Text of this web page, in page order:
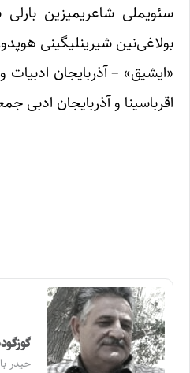
سئویملی شاعریمیزین بارلی
بولاغی‌نین شیرینلیگینی
«ایشیق» – آذربایجان
اقرباسینا و آذربایجان
حیدر